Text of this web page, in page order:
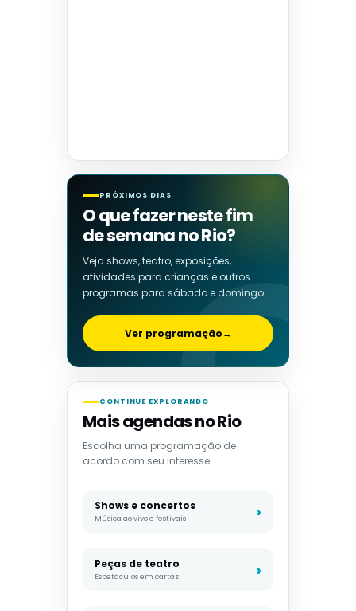
PRÓXIMOS DIAS
O que fazer neste fim
de semana no Rio?
Veja shows, teatro, exposições,
atividades para crianças e outros
programas para sábado e domingo.
Ver programação→
CONTINUE EXPLORANDO
Mais agendas no Rio
Escolha uma programação de
acordo com seu interesse.
Shows e concertos
Música ao vivo e festivais
Peças de teatro
Espetáculos em cartaz